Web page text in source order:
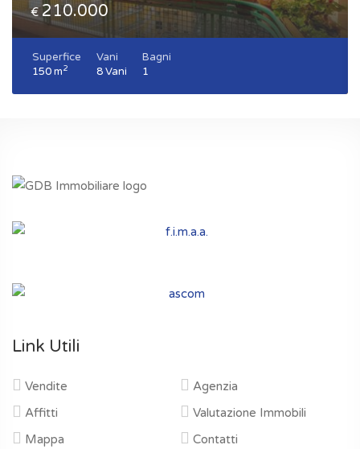
€ 210.000
Superfice
150 m2
Vani
8 Vani
Bagni
1
Link Utili
Vendite
Affitti
Mappa
Agenzia
Valutazione Immobili
Contatti